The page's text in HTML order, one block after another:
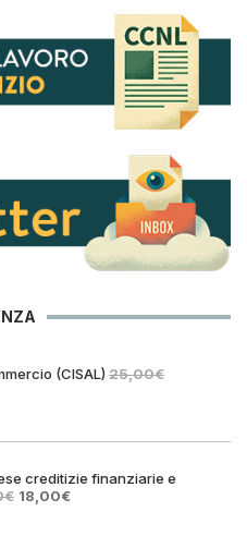
(CISAL) 25,00€
creditizie finanziarie e
€ Il18,00€Il